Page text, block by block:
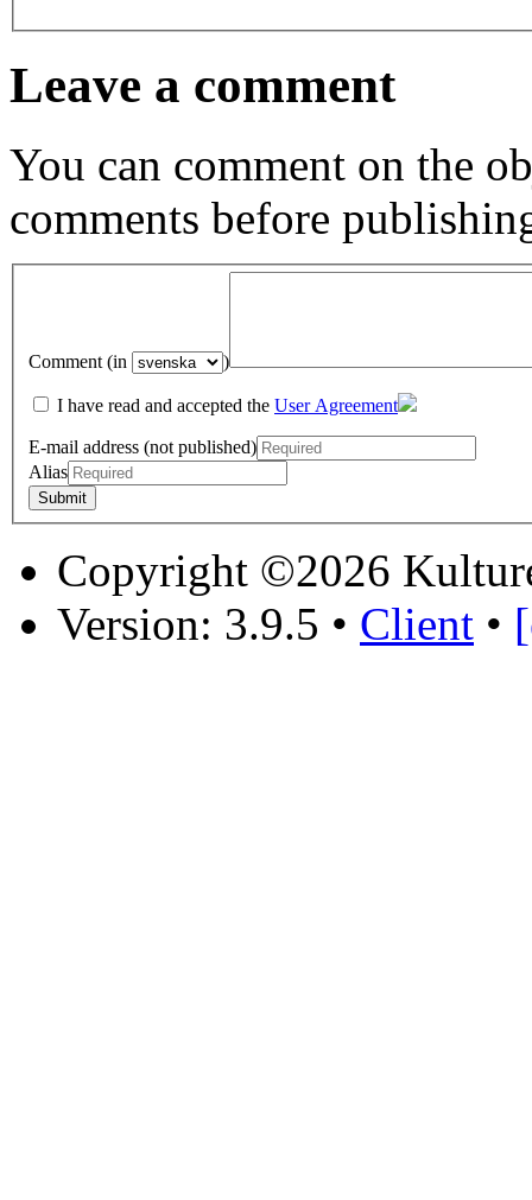
Leave a comment
You can comment on the
comments before
Comment (in )
I have read and accepted the User Agreement
E-mail address (not published)
Alias
Copyright ©2026
Version: 3.9.5 • Client •